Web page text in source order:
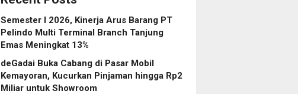
Semester I 2026, Kinerja Arus Barang PT
Pelindo Multi Terminal Branch Tanjung
Emas Meningkat 13%
deGadai Buka Cabang di Pasar Mobil
Kemayoran, Kucurkan Pinjaman hingga Rp2
Miliar untuk Showroom